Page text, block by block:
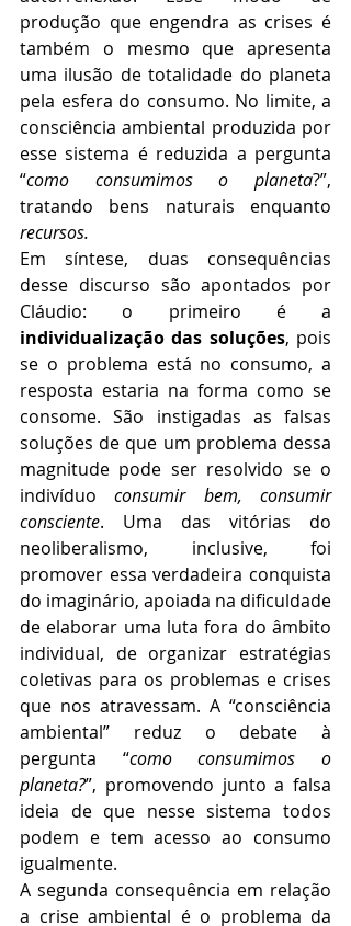
produção que engendra as crises é
também o mesmo que apresenta
uma ilusão de totalidade do planeta
pela esfera do consumo. No limite, a
consciência ambiental produzida por
esse sistema é reduzida a pergunta
“como consumimos o planeta?”,
recursos.
Em síntese, duas consequências
desse discurso são apontados por
individualização das soluções, pois
se o problema está no consumo, a
resposta estaria na forma como se
consome. São instigadas as falsas
soluções de que um problema dessa
magnitude pode ser resolvido se o
indivíduo consumir bem, consumir
consciente. Uma das vitórias do
neoliberalismo, inclusive, foi
promover essa verdadeira conquista
do imaginário, apoiada na dificuldade
de elaborar uma luta fora do âmbito
individual, de organizar estratégias
coletivas para os problemas e crises
que nos atravessam. A “consciência
ambiental” reduz o debate à
pergunta “como consumimos o
planeta?”, promovendo junto a falsa
ideia de que nesse sistema todos
podem e tem acesso ao consumo
igualmente.
A segunda consequência em relação